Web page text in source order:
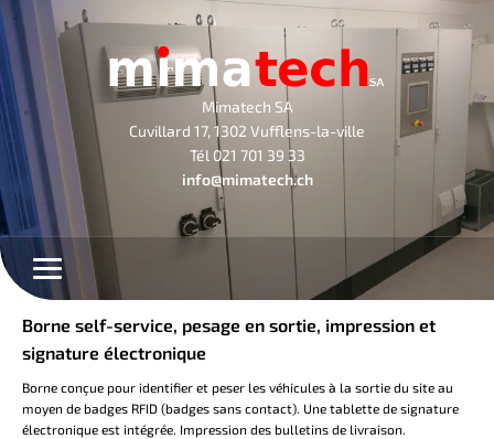
Mimatech SA
Cuvillard 17, 1302 Vufflens-la-ville
Tél 021 701 39 33
info@mimatech.ch
Borne self-service, pesage en sortie, impression et
signature électronique
Borne conçue pour identifier et peser les véhicules à la sortie du site au
moyen de badges RFID (badges sans contact). Une tablette de signature
électronique est intégrée. Impression des bulletins de livraison.